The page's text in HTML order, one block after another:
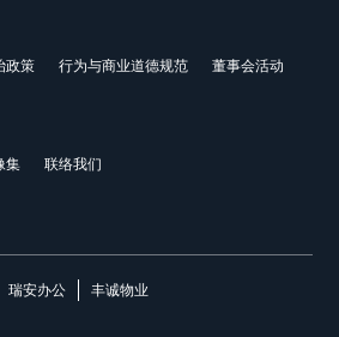
政策 行为与商业道德规范 董事会活动
集 联络我们
瑞安办公
丰诚物业